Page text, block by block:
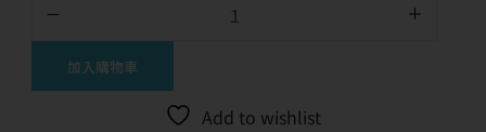
加入購物車
Add to wishlist